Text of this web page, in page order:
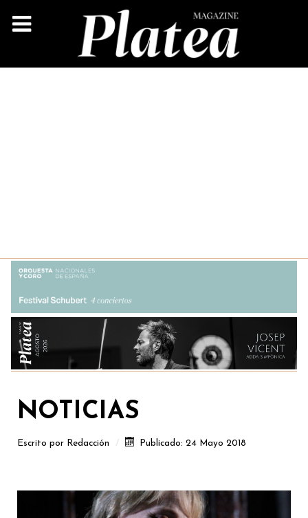
NOTICIAS
Escrito por Redacción Publicado: 24 Mayo 2018